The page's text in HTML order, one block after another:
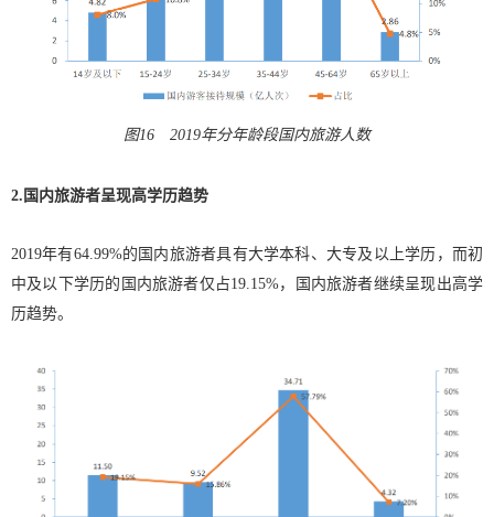
图16 2019年分年龄段国内旅游人数
2.国内旅游者呈现高学历趋势
2019年有64.99%的国内旅游者具有大学本科、大专及以上学历，而初
中及以下学历的国内旅游者仅占19.15%，国内旅游者继续呈现出高学
历趋势。